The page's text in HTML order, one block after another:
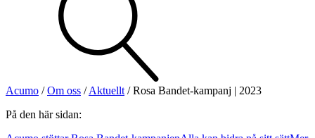
Se alla kategorier
Se alla produkter
Se alla leverantörer
Vi hjälper gärna till!
Teknisk support
Acumo /Om oss /Aktuellt /Rosa Bandet-kampanj | 2023
På den här sidan: